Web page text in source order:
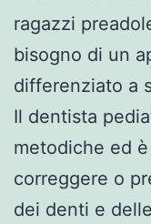
ragazzi
bisogno di un
differenziato a
Il dentista
metodiche ed
correggere o
dei denti e